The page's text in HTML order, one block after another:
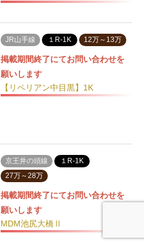
JR山手線 １R-1K 12万～13万
掲載期間終了にてお問い合わせを
願いします
【リペリアン中目黒】1K
京王井の頭線
１R-1K
27万～28万
掲載期間終了にてお問い合わせを
願いします
MDM池尻大橋Ⅱ